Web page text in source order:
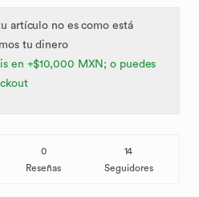
artículo no es como está
tu dinero
en +$10,000 MXN; o puedes
0
Reseñas
14
Seguidores